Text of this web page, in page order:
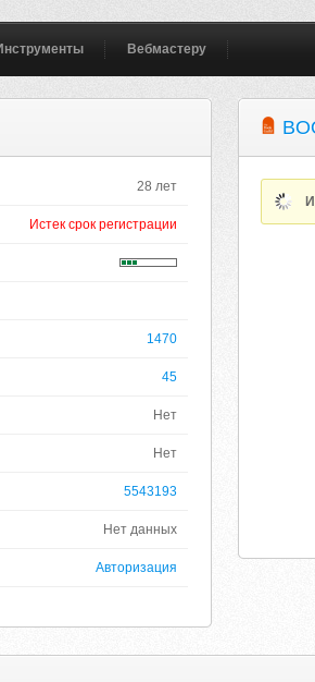
Вебмастеру
28 лет
Истек срок регистрации
1470
45
Нет
Нет
5543193
Нет данных
Авторизация